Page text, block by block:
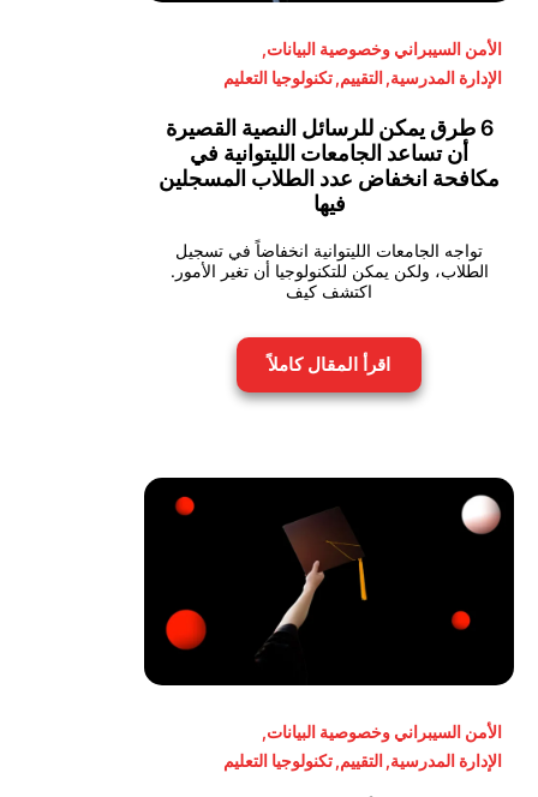
الأمن السيبراني وخصوصية البيانات,
الإدارة المدرسية,التقييم,تكنولوجيا التعليم
6 طرق يمكن للرسائل النصية القصيرة
أن تساعد الجامعات الليتوانية في
مكافحة انخفاض عدد الطلاب المسجلين
فيها
تواجه الجامعات الليتوانية انخفاضاً في تسجيل
الطلاب، ولكن يمكن للتكنولوجيا أن تغير الأمور.
اكتشف كيف
اقرأ المقال كاملاً
الأمن السيبراني وخصوصية البيانات,
الإدارة المدرسية,التقييم,تكنولوجيا التعليم